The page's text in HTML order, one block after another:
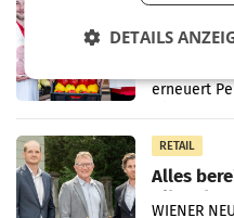
Penny
Ober-
erneuert
RETAIL
Alles
Albrecht
WIENER
DETAILS